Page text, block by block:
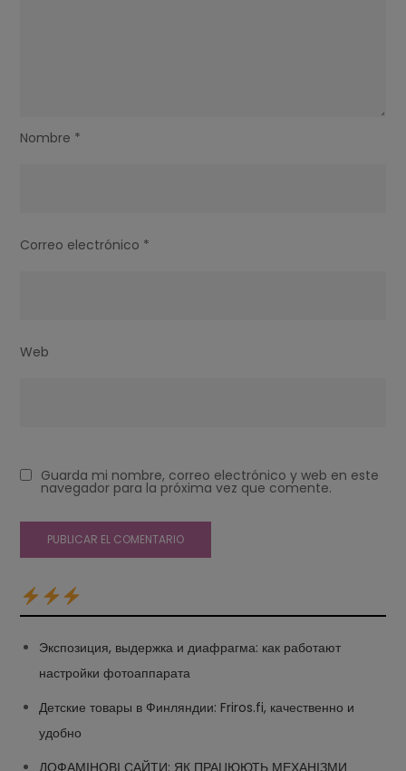
Nombre *
Correo electrónico *
Web
Guarda mi nombre, correo electrónico y web en este
navegador para la próxima vez que comente.
Экспозиция, выдержка и диафрагма: как работают
настройки фотоаппарата
Детские товары в Финляндии: Friros.fi, качественно и
удобно
ДОФАМІНОВІ САЙТИ: ЯК ПРАЦЮЮТЬ МЕХАНІЗМИ